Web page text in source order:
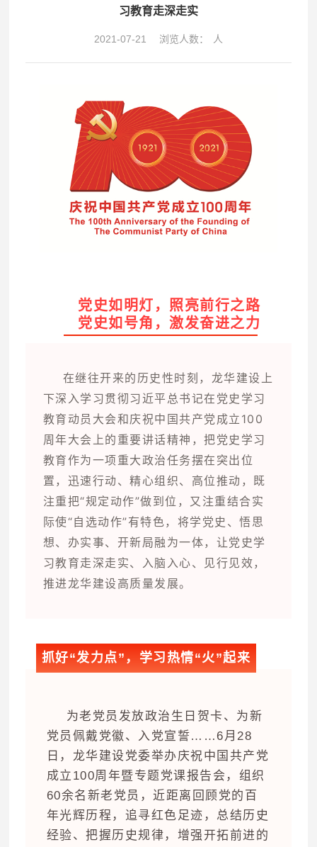
习教育走深走实
2021-07-21 浏览人数： 人
党史如明灯，照亮前行之路
党史如号角，激发奋进之力
在继往开来的历史性时刻，龙华建设上
下深入学习贯彻习近平总书记在党史学习
教育动员大会和庆祝中国共产党成立100
周年大会上的重要讲话精神，把党史学习
教育作为一项重大政治任务摆在突出位
置，迅速行动、精心组织、高位推动，既
注重把“规定动作”做到位，又注重结合实
际使“自选动作”有特色，将学党史、悟思
想、办实事、开新局融为一体，让党史学
习教育走深走实、入脑入心、见行见效，
推进龙华建设高质量发展。
抓好“发力点”，学习热情“火”起来
为老党员发放政治生日贺卡、为新
党员佩戴党徽、入党宣誓……6月28
日，龙华建设党委举办庆祝中国共产党
成立100周年暨专题党课报告会，组织
60余名新老党员，近距离回顾党的百
年光辉历程，追寻红色足迹，总结历史
经验、把握历史规律，增强开拓前进的